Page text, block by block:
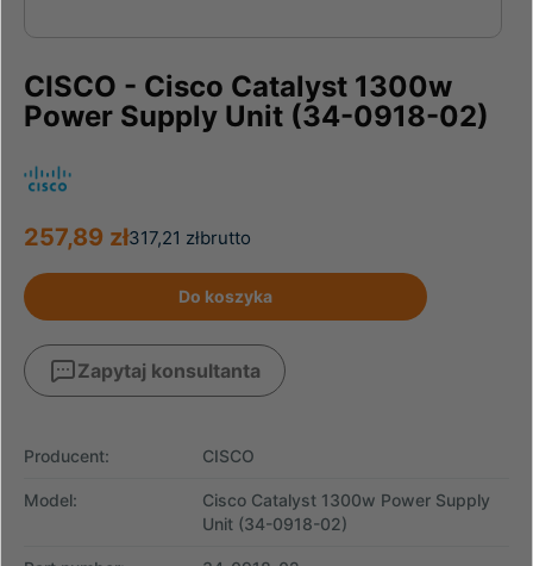
CISCO - Cisco Catalyst 1300w
Power Supply Unit (34-0918-02)
brutto
317,21 zł
257,89 zł
Do koszyka
Zapytaj konsultanta
Producent: CISCO
Model:
Cisco Catalyst 1300w Power Supply
Unit (34-0918-02)